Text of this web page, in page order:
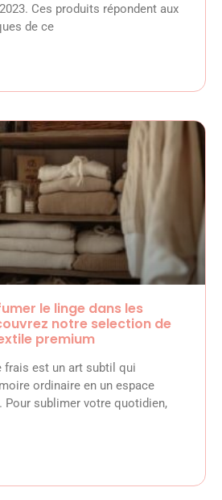
Ces produits répondent aux
de ce
le linge dans les
notre selection de
premium
frais est un art subtil qui
ordinaire en un espace
Pour sublimer votre quotidien,